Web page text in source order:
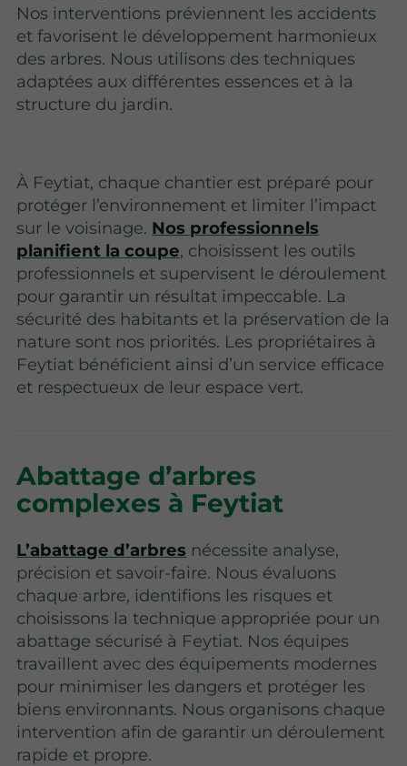
Nos interventions préviennent les accidents
et favorisent le développement harmonieux
des arbres. Nous utilisons des techniques
adaptées aux différentes essences et à la
structure du jardin.
À Feytiat, chaque chantier est préparé pour
protéger l’environnement et limiter l’impact
sur le voisinage. Nos professionnels
planifient la coupe, choisissent les outils
professionnels et supervisent le déroulement
pour garantir un résultat impeccable. La
sécurité des habitants et la préservation de la
nature sont nos priorités. Les propriétaires à
Feytiat bénéficient ainsi d’un service efficace
et respectueux de leur espace vert.
Abattage d’arbres
complexes à Feytiat
L’abattage d’arbres nécessite analyse,
précision et savoir-faire. Nous évaluons
chaque arbre, identifions les risques et
choisissons la technique appropriée pour un
abattage sécurisé à Feytiat. Nos équipes
travaillent avec des équipements modernes
pour minimiser les dangers et protéger les
biens environnants. Nous organisons chaque
intervention afin de garantir un déroulement
rapide et propre.